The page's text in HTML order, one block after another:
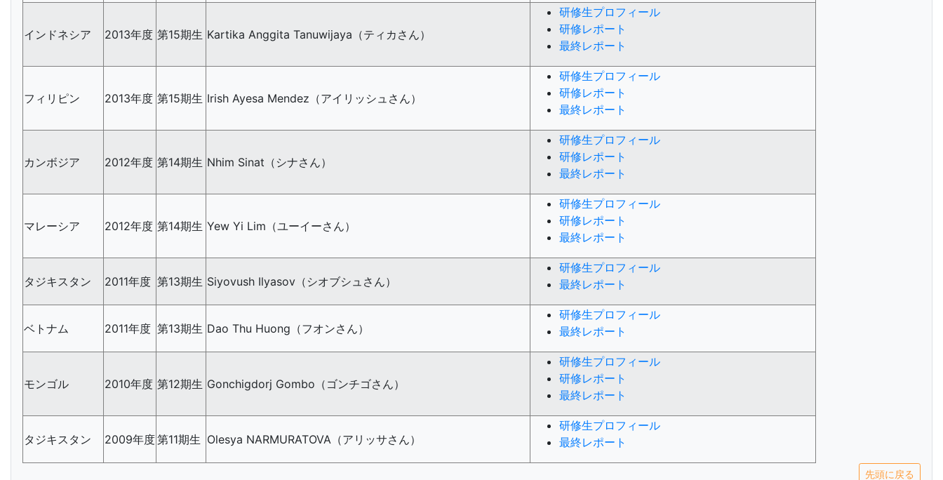
インドネシア 2013年度 第15期生 Kartika Anggita Tanuwijaya（ティカさん）
研修生プロフィール
研修レポート
最終レポート
フィリピン 2013年度 第15期生 Irish Ayesa Mendez（アイリッシュさん）
研修生プロフィール
研修レポート
最終レポート
カンボジア 2012年度 第14期生 Nhim Sinat（シナさん）
研修生プロフィール
研修レポート
最終レポート
マレーシア 2012年度 第14期生 Yew Yi Lim（ユーイーさん）
研修生プロフィール
研修レポート
最終レポート
タジキスタン 2011年度 第13期生 Siyovush Ilyasov（シオブシュさん）
研修生プロフィール
最終レポート
ベトナム 2011年度 第13期生 Dao Thu Huong（フオンさん）
研修生プロフィール
最終レポート
モンゴル 2010年度 第12期生 Gonchigdorj Gombo（ゴンチゴさん）
研修生プロフィール
研修レポート
最終レポート
タジキスタン 2009年度第11期生 Olesya NARMURATOVA（アリッサさん）
研修生プロフィール
最終レポート
先頭に戻る